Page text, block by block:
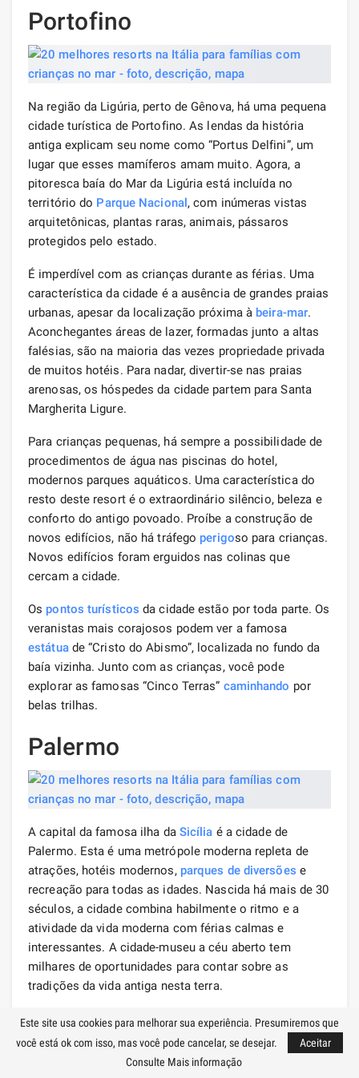
Portofino
Na região da Ligúria, perto de Gênova, há uma pequena
cidade turística de Portofino. As lendas da história
antiga explicam seu nome como “Portus Delfini”, um
lugar que esses mamíferos amam muito. Agora, a
pitoresca baía do Mar da Ligúria está incluída no
território do Parque Nacional, com inúmeras vistas
arquitetônicas, plantas raras, animais, pássaros
protegidos pelo estado.
É imperdível com as crianças durante as férias. Uma
característica da cidade é a ausência de grandes praias
urbanas, apesar da localização próxima à beira-mar.
Aconchegantes áreas de lazer, formadas junto a altas
falésias, são na maioria das vezes propriedade privada
de muitos hotéis. Para nadar, divertir-se nas praias
arenosas, os hóspedes da cidade partem para Santa
Margherita Ligure.
Para crianças pequenas, há sempre a possibilidade de
procedimentos de água nas piscinas do hotel,
modernos parques aquáticos. Uma característica do
resto deste resort é o extraordinário silêncio, beleza e
conforto do antigo povoado. Proíbe a construção de
novos edifícios, não há tráfego perigoso para crianças.
Novos edifícios foram erguidos nas colinas que
cercam a cidade.
Os pontos turísticos da cidade estão por toda parte. Os
veranistas mais corajosos podem ver a famosa
estátuade “Cristo do Abismo”, localizada no fundo da
baía vizinha. Junto com as crianças, você pode
explorar as famosas “Cinco Terras” caminhando por
belas trilhas.
Palermo
A capital da famosa ilha da Sicília é a cidade de
Palermo. Esta é uma metrópole moderna repleta de
atrações, hotéis modernos, parques de diversões e
recreação para todas as idades. Nascida há mais de 30
séculos, a cidade combina habilmente o ritmo e a
atividade da vida moderna com férias calmas e
interessantes. A cidade-museu a céu aberto tem
milhares de oportunidades para contar sobre as
tradições da vida antiga nesta terra.
Mais de 300 igrejas adornam a cidade e são
consideradas seu cartão de visitas. Junto com eles, há
atrações artificiais modernas que atraem famílias com
Este site usa cookies para melhorar sua experiência. Presumiremos que
você está ok com isso, mas você pode cancelar, se desejar.
Aceitar
Consulte Mais informação